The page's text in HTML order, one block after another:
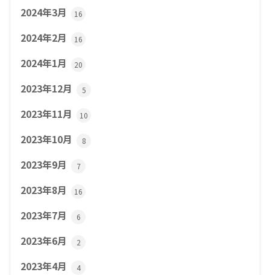
2024年3月 16
2024年2月 16
2024年1月 20
2023年12月 5
2023年11月 10
2023年10月 8
2023年9月 7
2023年8月 16
2023年7月 6
2023年6月 2
2023年4月 4